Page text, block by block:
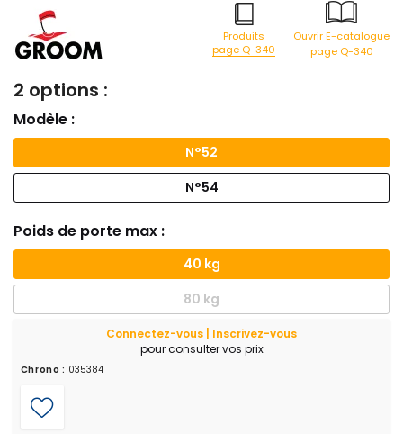
Produits
page Q-340
Ouvrir E-catalogue
page Q-340
2 options :
Modèle :
N°52
N°54
Poids de porte max :
40 kg
80 kg
Connectez-vous | Inscrivez-vous
pour consulter vos prix
Chrono : 035384